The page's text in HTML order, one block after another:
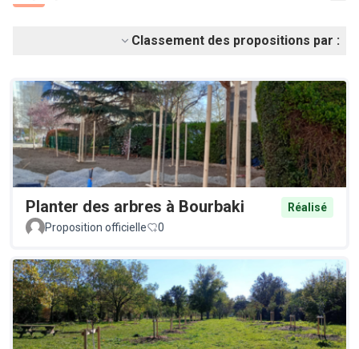
Classement des propositions par :
Planter des arbres à Bourbaki
Réalisé
Proposition officielle
0